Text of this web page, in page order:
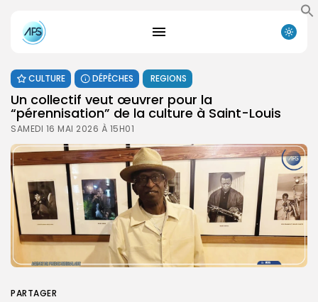
CULTURE DÉPÊCHES REGIONS
Un collectif veut œuvrer pour la
“pérennisation” de la culture à Saint-Louis
SAMEDI 16 MAI 2026 À 15H01
PARTAGER